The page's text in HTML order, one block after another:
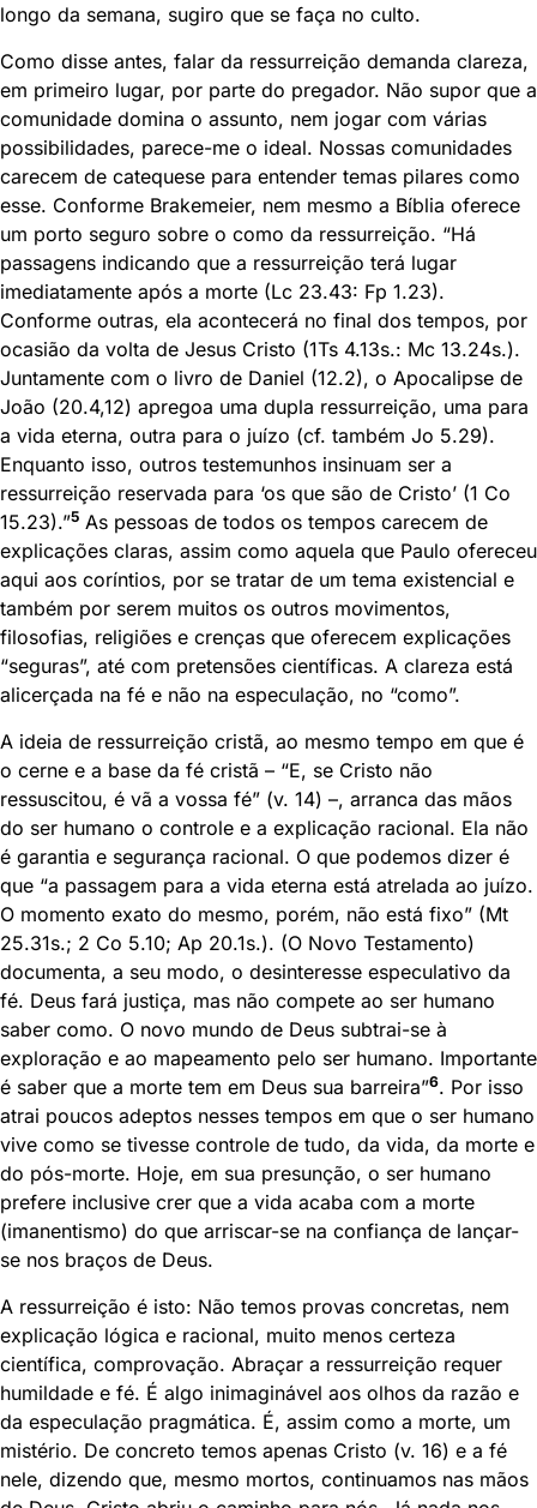
longo da semana, sugiro que se faça no culto.
Como disse antes, falar da ressurreição demanda clareza,
em primeiro lugar, por parte do pregador. Não supor que a
comunidade domina o assunto, nem jogar com várias
possibilidades, parece-me o ideal. Nossas comunidades
carecem de catequese para entender temas pilares como
esse. Conforme Brakemeier, nem mesmo a Bíblia oferece
um porto seguro sobre o como da ressurreição. “Há
passagens indicando que a ressurreição terá lugar
imediatamente após a morte (Lc 23.43: Fp 1.23).
Conforme outras, ela acontecerá no final dos tempos, por
ocasião da volta de Jesus Cristo (1Ts 4.13s.: Mc 13.24s.).
Juntamente com o livro de Daniel (12.2), o Apocalipse de
João (20.4,12) apregoa uma dupla ressurreição, uma para
a vida eterna, outra para o juízo (cf. também Jo 5.29).
Enquanto isso, outros testemunhos insinuam ser a
ressurreição reservada para ‘os que são de Cristo’ (1 Co
15.23).”5 As pessoas de todos os tempos carecem de
explicações claras, assim como aquela que Paulo ofereceu
aqui aos coríntios, por se tratar de um tema existencial e
também por serem muitos os outros movimentos,
filosofias, religiões e crenças que oferecem explicações
“seguras”, até com pretensões científicas. A clareza está
alicerçada na fé e não na especulação, no “como”.
A ideia de ressurreição cristã, ao mesmo tempo em que é
o cerne e a base da fé cristã – “E, se Cristo não
ressuscitou, é vã a vossa fé” (v. 14) –, arranca das mãos
do ser humano o controle e a explicação racional. Ela não
é garantia e segurança racional. O que podemos dizer é
que “a passagem para a vida eterna está atrelada ao juízo.
O momento exato do mesmo, porém, não está fixo” (Mt
25.31s.; 2 Co 5.10; Ap 20.1s.). (O Novo Testamento)
documenta, a seu modo, o desinteresse especulativo da
fé. Deus fará justiça, mas não compete ao ser humano
saber como. O novo mundo de Deus subtrai-se à
exploração e ao mapeamento pelo ser humano. Importante
é saber que a morte tem em Deus sua barreira”6. Por isso
atrai poucos adeptos nesses tempos em que o ser humano
vive como se tivesse controle de tudo, da vida, da morte e
do pós-morte. Hoje, em sua presunção, o ser humano
prefere inclusive crer que a vida acaba com a morte
(imanentismo) do que arriscar-se na confiança de lançar-
se nos braços de Deus.
A ressurreição é isto: Não temos provas concretas, nem
explicação lógica e racional, muito menos certeza
científica, comprovação. Abraçar a ressurreição requer
humildade e fé. É algo inimaginável aos olhos da razão e
da especulação pragmática. É, assim como a morte, um
mistério. De concreto temos apenas Cristo (v. 16) e a fé
nele, dizendo que, mesmo mortos, continuamos nas mãos